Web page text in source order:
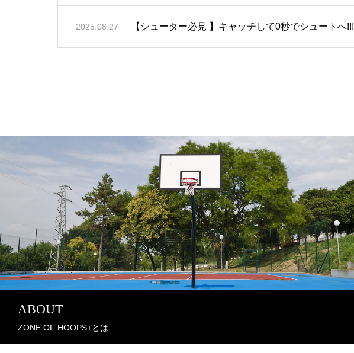
2025.08.27 【シューター必見 】キャッチして0秒でシュートへ!!!
ABOUT
ZONE OF HOOPS+とは